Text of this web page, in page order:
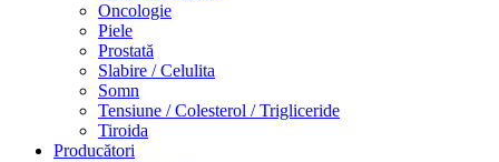
Oncologie
Piele
Prostată
Slabire / Celulita
Somn
Tensiune / Colesterol / Trigliceride
Tiroida
Producători